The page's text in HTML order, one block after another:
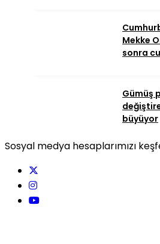
Mekke
sonra
Gümüş
büyüyor
Sosyal medya hesaplarımızı